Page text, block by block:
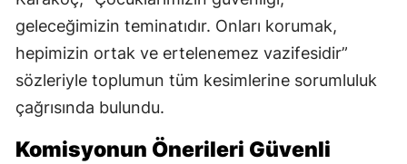
geleceğimizin teminatıdır. Onları korumak,
hepimizin ortak ve ertelenemez vazifesidir”
sözleriyle toplumun tüm kesimlerine sorumluluk
çağrısında bulundu.
Komisyonun Önerileri Güvenli